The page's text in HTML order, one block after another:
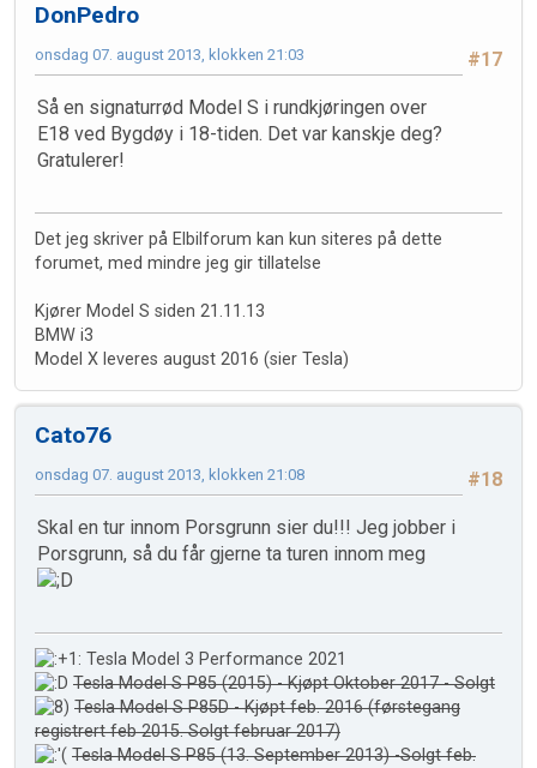
DonPedro
#17
onsdag 07. august 2013, klokken 21:03
Så en signaturrød Model S i rundkjøringen over
E18 ved Bygdøy i 18-tiden. Det var kanskje deg?
Gratulerer!
Det jeg skriver på Elbilforum kan kun siteres på dette
forumet, med mindre jeg gir tillatelse
Kjører Model S siden 21.11.13
BMW i3
Model X leveres august 2016 (sier Tesla)
Cato76
#18
onsdag 07. august 2013, klokken 21:08
Skal en tur innom Porsgrunn sier du!!! Jeg jobber i
Porsgrunn, så du får gjerne ta turen innom meg
Tesla Model 3 Performance 2021
Tesla Model S P85 (2015) - Kjøpt Oktober 2017 - Solgt
Tesla Model S P85D - Kjøpt feb. 2016 (førstegang
registrert feb 2015. Solgt februar 2017)
Tesla Model S P85 (13. September 2013) -Solgt feb.